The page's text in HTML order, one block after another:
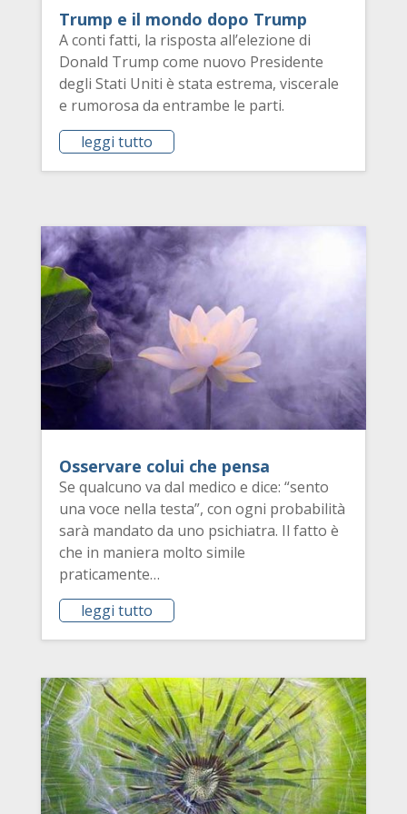
Trump e il mondo dopo Trump
A conti fatti, la risposta all’elezione di
Donald Trump come nuovo Presidente
degli Stati Uniti è stata estrema, viscerale
e rumorosa da entrambe le parti.
leggi tutto
Osservare colui che pensa
Se qualcuno va dal medico e dice: “sento
una voce nella testa”, con ogni probabilità
sarà mandato da uno psichiatra. Il fatto è
che in maniera molto simile
praticamente…
leggi tutto